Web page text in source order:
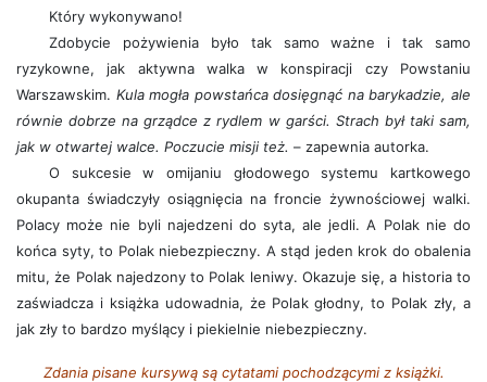
Który wykonywano!
Zdobycie pożywienia było tak samo ważne i tak samo
ryzykowne, jak aktywna walka w konspiracji czy Powstaniu
Warszawskim. Kula mogła powstańca dosięgnąć na barykadzie, ale
równie dobrze na grządce z rydlem w garści. Strach był taki sam,
jak w otwartej walce. Poczucie misji też. – zapewnia autorka.
O sukcesie w omijaniu głodowego systemu kartkowego
okupanta świadczyły osiągnięcia na froncie żywnościowej walki.
Polacy może nie byli najedzeni do syta, ale jedli. A Polak nie do
końca syty, to Polak niebezpieczny. A stąd jeden krok do obalenia
mitu, że Polak najedzony to Polak leniwy. Okazuje się, a historia to
zaświadcza i książka udowadnia, że Polak głodny, to Polak zły, a
jak zły to bardzo myślący i piekielnie niebezpieczny.
Zdania pisane kursywą są cytatami pochodzącymi z książki.